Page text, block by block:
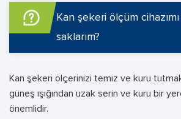
Kan şekeri ölçüm cihazımı
saklarım?
Kan şekeri ölçerinizi temiz ve kuru
güneş ışığından uzak serin ve kuru bir
önemlidir.